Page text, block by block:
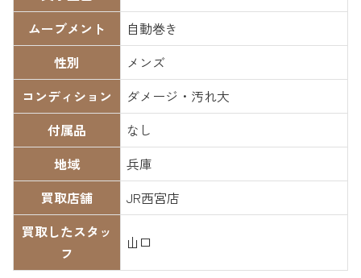
ムーブメント
自動巻き
性別
メンズ
コンディション
ダメージ・汚れ大
付属品
なし
地域
兵庫
買取店舗
JR西宮店
買取したスタッ
フ
山口